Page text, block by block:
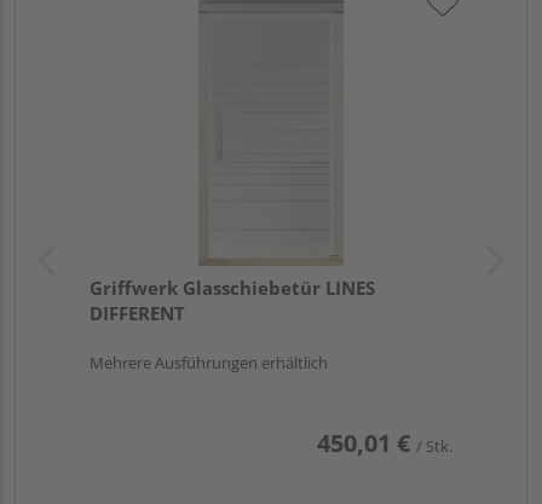
Griffwerk Glasschiebetür LINES
DIFFERENT
Mehrere Ausführungen erhältlich
450,01 € / Stk.